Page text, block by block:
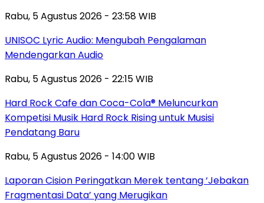
Rabu, 5 Agustus 2026 - 23:58 WIB
UNISOC Lyric Audio: Mengubah Pengalaman
Mendengarkan Audio
Rabu, 5 Agustus 2026 - 22:15 WIB
Hard Rock Cafe dan Coca-Cola® Meluncurkan
Kompetisi Musik Hard Rock Rising untuk Musisi
Pendatang Baru
Rabu, 5 Agustus 2026 - 14:00 WIB
Laporan Cision Peringatkan Merek tentang ‘Jebakan
Fragmentasi Data’ yang Merugikan